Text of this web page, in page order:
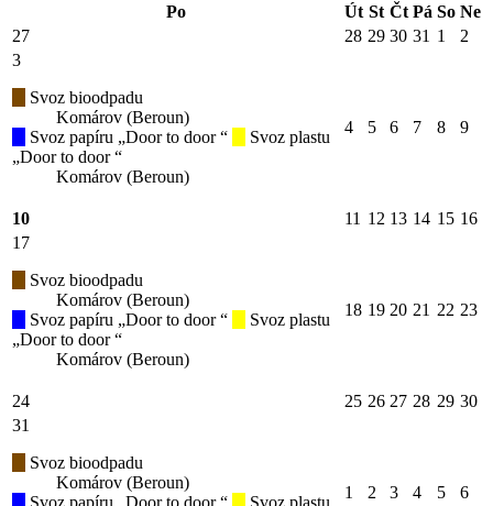
Po
Út St Čt Pá So Ne
27
28 29 30 31 1
2
3
Svoz bioodpadu
Komárov (Beroun)
Svoz papíru „Door to door “
Svoz plastu
„Door to door “
Komárov (Beroun)
4 5 6 7 8 9
10 11 12 13 14 15 16
17
Svoz bioodpadu
Komárov (Beroun)
Svoz papíru „Door to door “
Svoz plastu
„Door to door “
Komárov (Beroun)
18 19 20 21 22 23
24 25 26 27 28 29 30
31
Svoz bioodpadu
Komárov (Beroun)
Svoz papíru „Door to door “
Svoz plastu
1 2 3 4 5 6